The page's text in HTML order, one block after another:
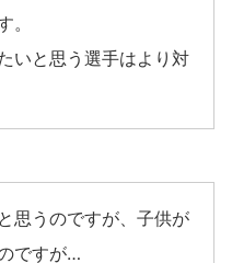
。
いと思う選手はより対
思うのですが、子供が
ですが…